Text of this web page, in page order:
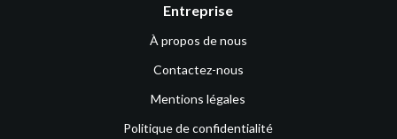
Entreprise
À propos de nous
Contactez-nous
Mentions légales
Politique de confidentialité